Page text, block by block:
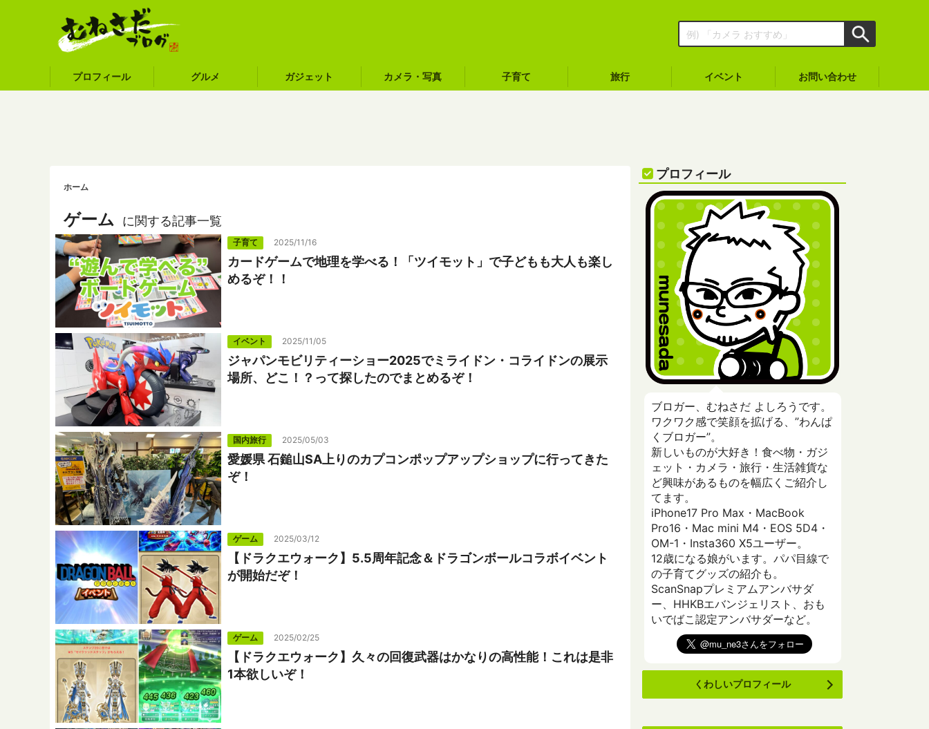
プロフィール グルメ ガジェット カメラ・写真 子育て 旅行 イベント お問い合わせ
ホーム
ゲーム に関する記事一覧
子育て 2025/11/16
カードゲームで地理を学べる！「ツイモット」で子どもも大人も楽し
めるぞ！！
イベント 2025/11/05
ジャパンモビリティーショー2025でミライドン・コライドンの展示
場所、どこ！？って探したのでまとめるぞ！
国内旅行 2025/05/03
愛媛県 石鎚山SA上りのカプコンポップアップショップに行ってきた
ぞ！
ゲーム 2025/03/12
【ドラクエウォーク】5.5周年記念＆ドラゴンボールコラボイベント
が開始だぞ！
ゲーム 2025/02/25
【ドラクエウォーク】久々の回復武器はかなりの高性能！これは是非
1本欲しいぞ！
プロフィール
ブロガー、むねさだ よしろうです。
ワクワク感で笑顔を拡げる、”わんぱ
くブロガー”。
新しいものが大好き！食べ物・ガジ
ェット・カメラ・旅行・生活雑貨な
ど興味があるものを幅広くご紹介し
てます。
iPhone17 Pro Max・MacBook
Pro16・Mac mini M4・EOS 5D4・
OM-1・Insta360 X5ユーザー。
12歳になる娘がいます。パパ目線で
の子育てグッズの紹介も。
ScanSnapプレミアムアンバサダ
ー、HHKBエバンジェリスト、おも
いでばこ認定アンバサダーなど。
くわしいプロフィール